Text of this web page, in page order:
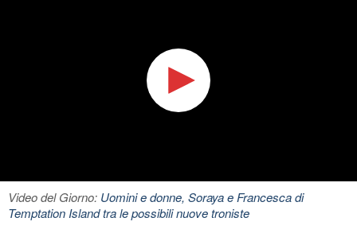
Video del Giorno: Uomini e donne, Soraya e Francesca di
Temptation Island tra le possibili nuove troniste